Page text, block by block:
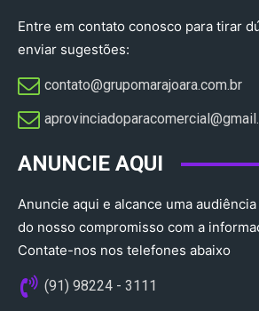
Entre em contato conosco para tirar
enviar sugestões:
contato@grupomarajoara.com.br
ANUNCIE AQUI
Anuncie aqui e alcance uma
do nosso compromisso com a
Contate-nos nos telefones abaixo
(91) 98224 - 3111